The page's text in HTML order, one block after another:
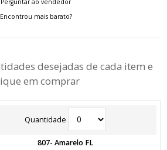
Perguntar ao vendedor
Encontrou mais barato?
desejadas de cada item e
em comprar
Quantidade
807- Amarelo FL